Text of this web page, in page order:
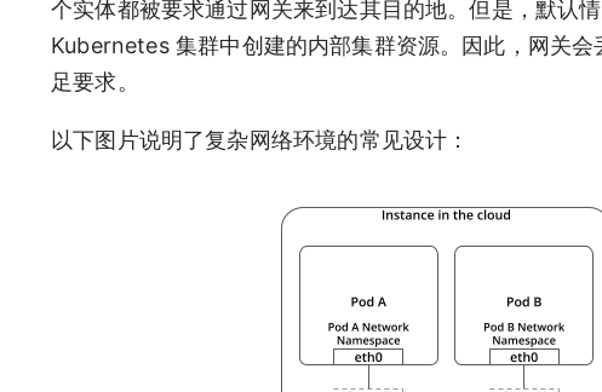
个实体都被要求通过网关来到达其目的地。但是，默认
Kubernetes 集群中创建的内部集群资源。因此，网关
足要求。
以下图片说明了复杂网络环境的常见设计：